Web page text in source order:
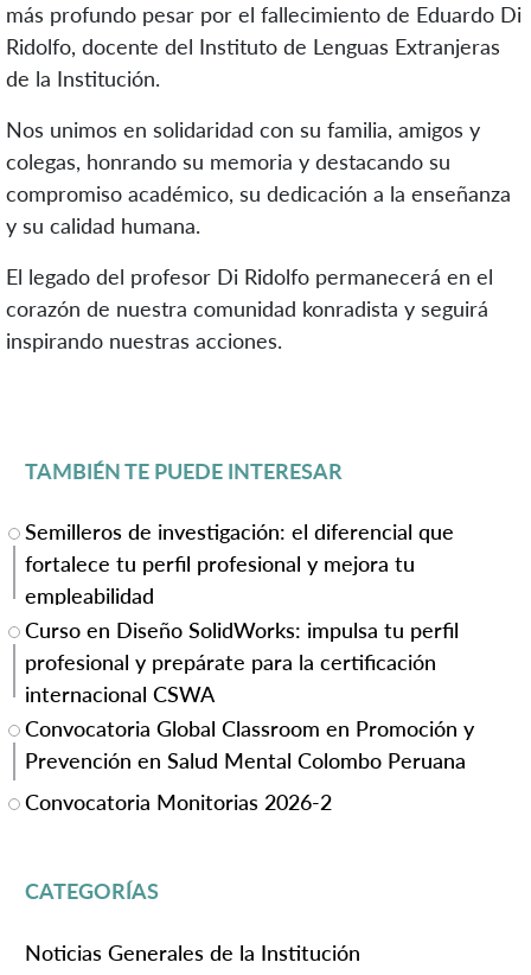
más profundo pesar por el fallecimiento de Eduardo Di
Ridolfo, docente del Instituto de Lenguas Extranjeras
de la Institución.
Nos unimos en solidaridad con su familia, amigos y
colegas, honrando su memoria y destacando su
compromiso académico, su dedicación a la enseñanza
y su calidad humana.
El legado del profesor Di Ridolfo permanecerá en el
corazón de nuestra comunidad konradista y seguirá
inspirando nuestras acciones.
TAMBIÉN TE PUEDE INTERESAR
Semilleros de investigación: el diferencial que
fortalece tu perfil profesional y mejora tu
empleabilidad
Curso en Diseño SolidWorks: impulsa tu perfil
profesional y prepárate para la certificación
internacional CSWA
Convocatoria Global Classroom en Promoción y
Prevención en Salud Mental Colombo Peruana
Convocatoria Monitorias 2026-2
CATEGORÍAS
Noticias Generales de la Institución